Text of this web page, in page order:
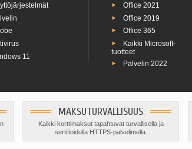
11
Office 2021
Office 2019
Office 365
Kaikki Microsoft-
tuotteet
Palvelin 2022
MAKSUTURVALLISUUS
Kaikki korttimaksut tapahtuvat turvallisella ja
sertifioidulla HTTPS-palvelimella.